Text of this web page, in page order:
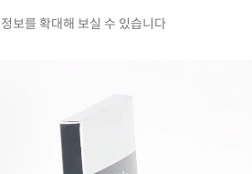
보를 확대해 보실 수 있습니다